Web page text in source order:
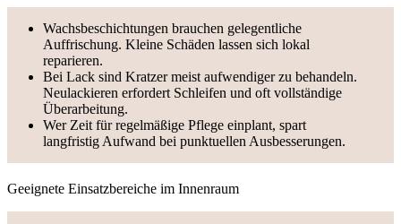
Wachsbeschichtungen brauchen gelegentliche
Auffrischung. Kleine Schäden lassen sich lokal
reparieren.
Bei Lack sind Kratzer meist aufwendiger zu behandeln.
Neulackieren erfordert Schleifen und oft vollständige
Überarbeitung.
Wer Zeit für regelmäßige Pflege einplant, spart
langfristig Aufwand bei punktuellen Ausbesserungen.
Geeignete Einsatzbereiche im Innenraum